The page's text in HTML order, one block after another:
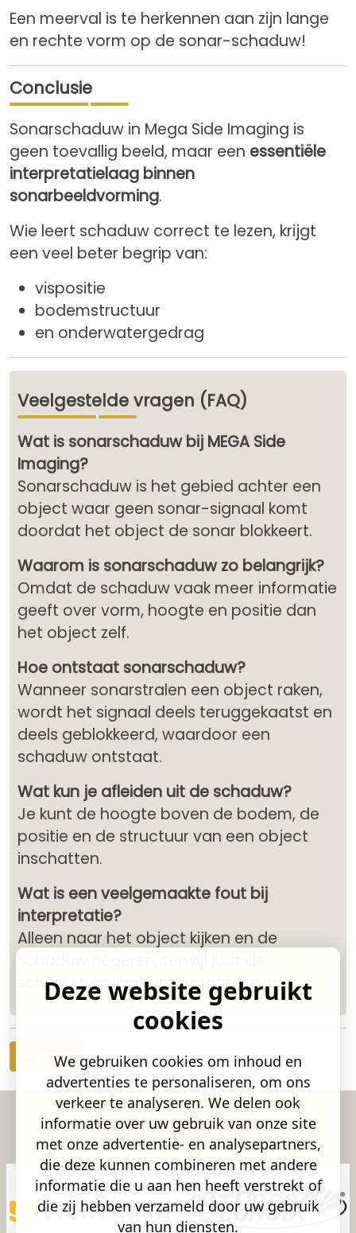
Een meerval is te herkennen aan zijn lange
en rechte vorm op de sonar-schaduw!
Conclusie
Sonarschaduw in Mega Side Imaging is
geen toevallig beeld, maar een essentiële
interpretatielaag binnen
sonarbeeldvorming.
Wie leert schaduw correct te lezen, krijgt
een veel beter begrip van:
vispositie
bodemstructuur
en onderwatergedrag
Veelgestelde vragen (FAQ)
Wat is sonarschaduw bij MEGA Side
Imaging?
Sonarschaduw is het gebied achter een
object waar geen sonar-signaal komt
doordat het object de sonar blokkeert.
Waarom is sonarschaduw zo belangrijk?
Omdat de schaduw vaak meer informatie
geeft over vorm, hoogte en positie dan
het object zelf.
Hoe ontstaat sonarschaduw?
Wanneer sonarstralen een object raken,
wordt het signaal deels teruggekaatst en
deels geblokkeerd, waardoor een
schaduw ontstaat.
Wat kun je afleiden uit de schaduw?
Je kunt de hoogte boven de bodem, de
positie en de structuur van een object
inschatten.
Wat is een veelgemaakte fout bij
interpretatie?
Alleen naar het object kijken en de
schaduw cruciale informatie bevat.
Terug
Samenwerkingen
Deze website gebruikt
cookies
We gebruiken cookies om inhoud en
advertenties te personaliseren, om ons
verkeer te analyseren. We delen ook
informatie over uw gebruik van onze site
met onze advertentie- en analysepartners,
die deze kunnen combineren met andere
informatie die u aan hen heeft verstrekt of
die zij hebben verzameld door uw gebruik
van hun diensten.